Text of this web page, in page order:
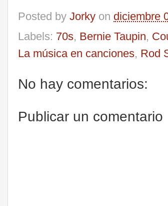
Posted by Jorky on diciembre
Labels: 70s, Bernie Taupin,
La música en canciones, Rod
No hay comentarios:
Publicar un comentario